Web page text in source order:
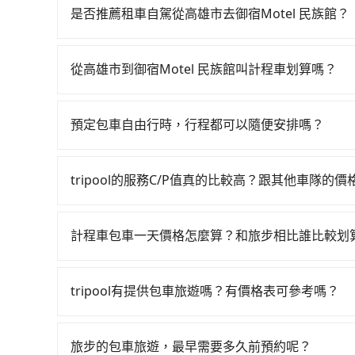
21:30，左營-苗栗一天最多僅16班次，如果行程
前排班的計程車，搭上小黃後約花35分鐘、車費
鐘，但卻要額外支出約280元的交通費，所以對
是否推薦租車自駕從高雄市去御宿Motel 民族館？
天就要來回，那在高雄路邊可隨租隨借的iRent應
時40元路邊停車費用預估進去，但額外的汽車保
的車門仍未被修理，每一次租車都好像在開樂透
點仍有段距離，在遇到下雨天或者載行李時，就顯
從高雄市到御宿Motel 民族館叫計程車划算嗎？
到車，也可考慮打電話至中華正大車隊等叫車看
市到御宿Motel 民族館的最佳選擇。
預定包車自由行時，行程都可以隨便安排嗎？
的需求安排的。
tripool的服務C/P值真的比較高？跟其他車隊的價
的台灣大車隊、大都會、LINE Taxi、Uber，機
服務，是絕大多數乘客出行的最佳選擇。
計程車包車一天價格怎麼算？和旅步相比誰比較划
區，價格可能有所不同。另外，計程車包車價格
tripool有提供包車旅遊嗎？有價格表可參考嗎？
有，可彈性選擇2~12小時的服務，滿足家族出遊
旅步的包車旅遊，最早需要多久前預約呢？